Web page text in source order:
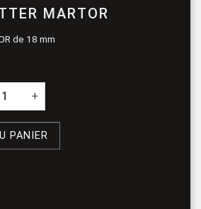
MARTOR
de 18 mm
+
PANIER